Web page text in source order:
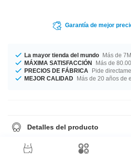
Garantía de mejor
La mayor tienda del mundo Más de
MÁXIMA SATISFACCIÓN
Más de
PRECIOS DE FÁBRICA
Pide
MEJOR CALIDAD Más de 20 años de
Detalles del producto
diferentes: 8 mm y 10 mm. Encaja
de 3 mm. ¿Y qué mejor compañía que este